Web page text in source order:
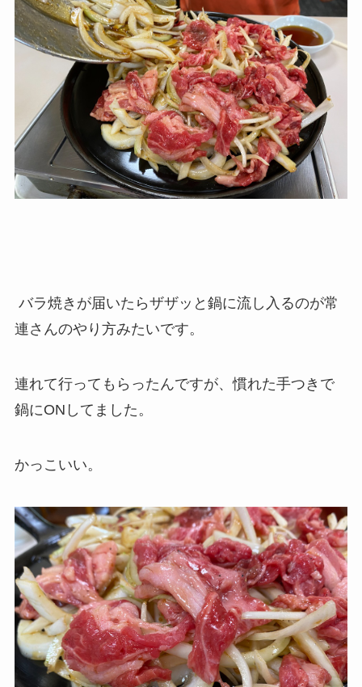
バラ焼きが届いたらザザッと鍋に流し入るのが常
連さんのやり方みたいです。
連れて行ってもらったんですが、慣れた手つきで
鍋にONしてました。
かっこいい。